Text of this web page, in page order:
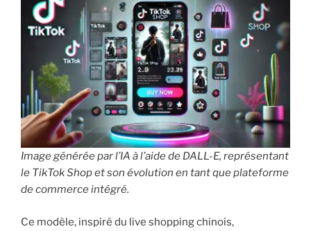
Image générée par l’IA à l’aide de DALL-E, représentant
le TikTok Shop et son évolution en tant que plateforme
de commerce intégré.
Ce modèle, inspiré du live shopping chinois,